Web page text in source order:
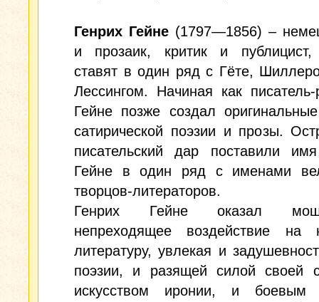
Генрих Гейне (1797—1856) –
и прозаик, критик и публицист,
ставят в один ряд с Гёте,
Лессингом. Начиная как писатель-
Гейне позже создал
сатирической поэзии и прозы.
писательский дар поставили
Гейне в один ряд с именами
творцов-литераторов.
Генрих Гейне оказал
непреходящее воздействие на
литературу, увлекая и
поэзии, и разящей силой своей
искусством иронии, и боевым